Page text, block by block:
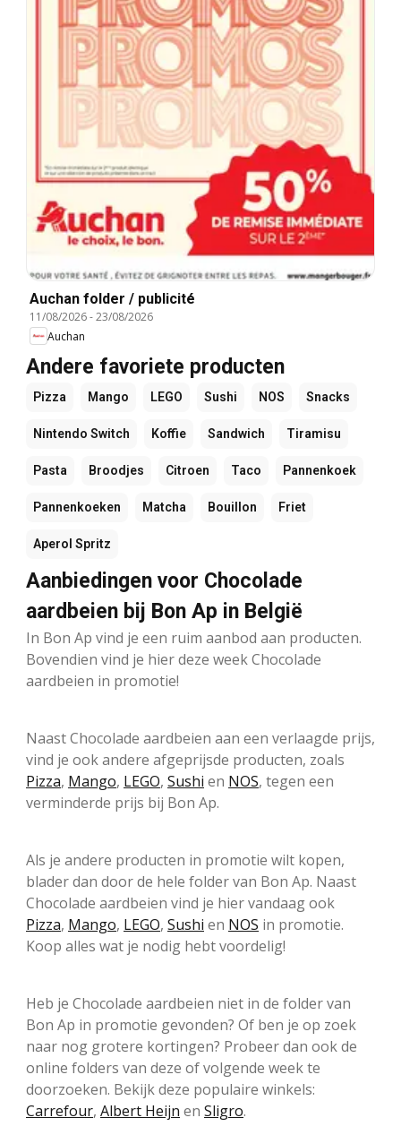
Auchan folder / publicité
11/08/2026-23/08/2026
Auchan
Andere favoriete producten
Pizza Mango LEGO Sushi NOS Snacks
Nintendo Switch Koffie Sandwich Tiramisu
Pasta Broodjes Citroen Taco Pannenkoek
Pannenkoeken Matcha Bouillon Friet
Aperol Spritz
Aanbiedingen voor Chocolade
aardbeien bij Bon Ap in België
In Bon Ap vind je een ruim aanbod aan producten.
Bovendien vind je hier deze week Chocolade
aardbeien in promotie!
Naast Chocolade aardbeien aan een verlaagde prijs,
vind je ook andere afgeprijsde producten, zoals
Pizza, Mango, LEGO, Sushi en NOS, tegen een
verminderde prijs bij Bon Ap.
Als je andere producten in promotie wilt kopen,
blader dan door de hele folder van Bon Ap. Naast
Chocolade aardbeien vind je hier vandaag ook
Pizza, Mango, LEGO, Sushi en NOS in promotie.
Koop alles wat je nodig hebt voordelig!
Heb je Chocolade aardbeien niet in de folder van
Bon Ap in promotie gevonden? Of ben je op zoek
naar nog grotere kortingen? Probeer dan ook de
online folders van deze of volgende week te
doorzoeken. Bekijk deze populaire winkels:
Carrefour, Albert Heijn en Sligro.